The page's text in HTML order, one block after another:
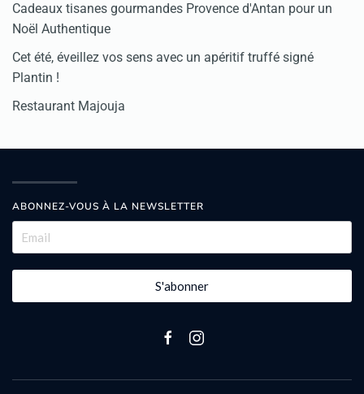
Cadeaux tisanes gourmandes Provence d'Antan pour un
Noël Authentique
Cet été, éveillez vos sens avec un apéritif truffé signé
Plantin !
Restaurant Majouja
ABONNEZ-VOUS À LA NEWSLETTER
S'abonner